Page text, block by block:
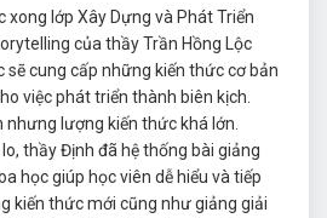
xong lớp Xây Dựng và Phát Triển
của thầy Trần Hồng Lộc
sẽ cung cấp những kiến thức cơ bản
việc phát triển thành biên kịch.
nhưng lượng kiến thức khá lớn.
thầy Định đã hệ thống bài giảng
học giúp học viên dễ hiểu và tiếp
kiến thức mới cũng như giảng giải